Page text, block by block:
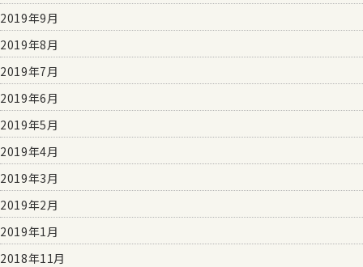
2019年9月
2019年8月
2019年7月
2019年6月
2019年5月
2019年4月
2019年3月
2019年2月
2019年1月
2018年11月